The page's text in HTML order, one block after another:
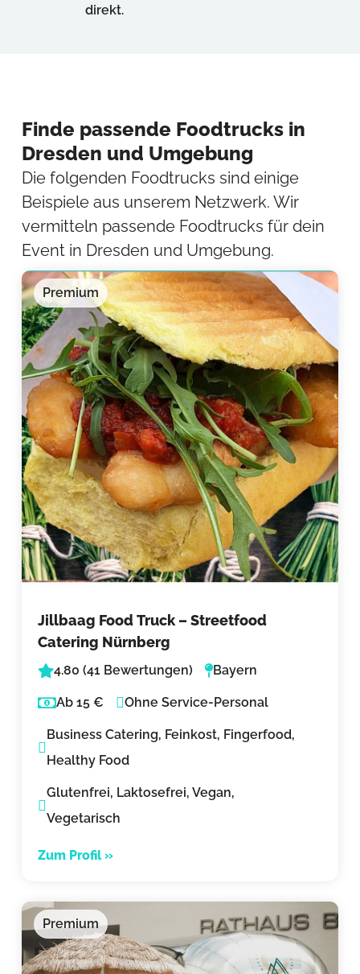
direkt.
Finde passende Foodtrucks in
Dresden und Umgebung
Die folgenden Foodtrucks sind einige
Beispiele aus unserem Netzwerk. Wir
vermitteln passende Foodtrucks für dein
Event in Dresden und Umgebung.
Premium
Jillbaag Food Truck – Streetfood
Catering Nürnberg
4.80 (41 Bewertungen) Bayern
Ab 15 € Ohne Service-Personal
Business Catering, Feinkost, Fingerfood,
Healthy Food
Glutenfrei, Laktosefrei, Vegan,
Vegetarisch
Zum Profil »
Premium